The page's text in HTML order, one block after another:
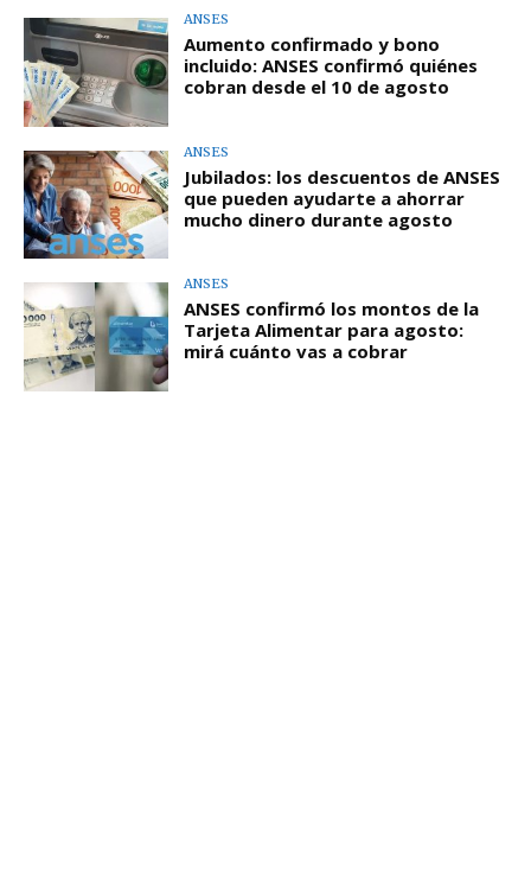
ANSES
Aumento confirmado y bono
incluido: ANSES confirmó quiénes
cobran desde el 10 de agosto
ANSES
Jubilados: los descuentos de ANSES
que pueden ayudarte a ahorrar
mucho dinero durante agosto
ANSES
ANSES confirmó los montos de la
Tarjeta Alimentar para agosto:
mirá cuánto vas a cobrar